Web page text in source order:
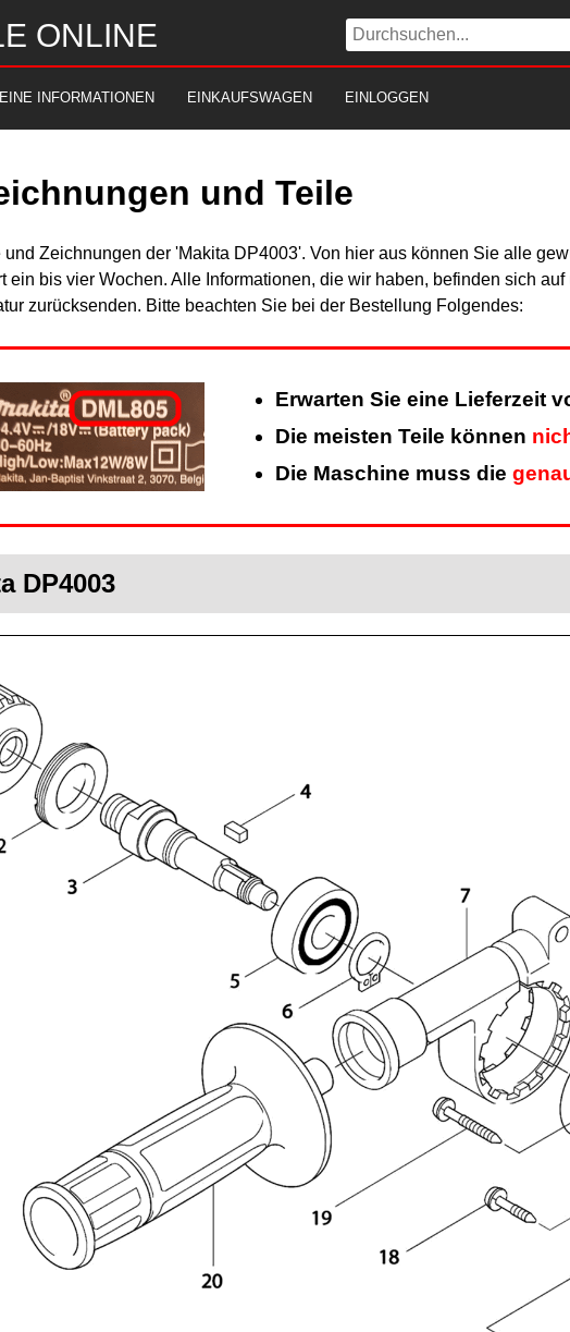
ONLINE
INFORMATIONEN EINKAUFSWAGEN EINLOGGEN
und Teile
Zeichnungen der 'Makita DP4003'. Von hier aus können Sie alle
ein bis vier Wochen. Alle Informationen, die wir haben, befinden sich
zurücksenden. Bitte beachten Sie bei der Bestellung Folgendes:
Erwarten Sie eine Lieferzeit
Die meisten Teile können
Die Maschine muss die
DP4003